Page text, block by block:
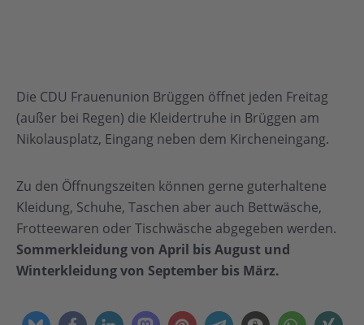
Die CDU Frauenunion Brüggen öffnet jeden Freitag
(außer bei Regen) die Kleidertruhe in Brüggen am
Nikolausplatz, Eingang neben dem Kircheneingang.
Zu den Öffnungszeiten können gerne guterhaltene
Kleidung, Schuhe, Taschen aber auch Bettwäsche,
Frotteewaren oder Tischwäsche abgegeben werden.
Sommerkleidung von April bis August und
Winterkleidung von September bis März.